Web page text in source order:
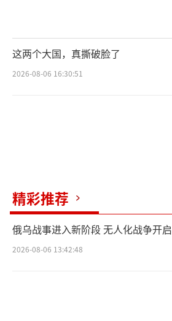
这两个大国，真撕破脸了
2026-08-06 16:30:51
精彩推荐
俄乌战事进入新阶段 无人化战争开启
2026-08-06 13:42:48